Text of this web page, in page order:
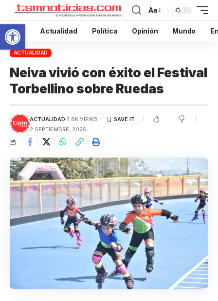
Abrir barra de herramientas
Aa
Inicio Actualidad Política Opinión Mundo
ACTUALIDAD
Neiva vivió con éxito el Festival
Torbellino sobre Ruedas
ACTUALIDAD 1.8K VIEWS
2 SEPTIEMBRE, 2025